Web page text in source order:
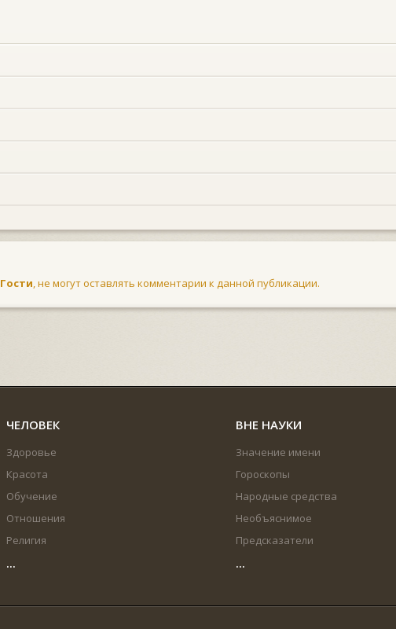
Гости, не могут оставлять комментарии к данной публикации.
ЧЕЛОВЕК
Здоровье
Красота
Обучение
Отношения
Религия
...
ВНЕ НАУКИ
Значение имени
Гороскопы
Народные средства
Необъяснимое
Предсказатели
...